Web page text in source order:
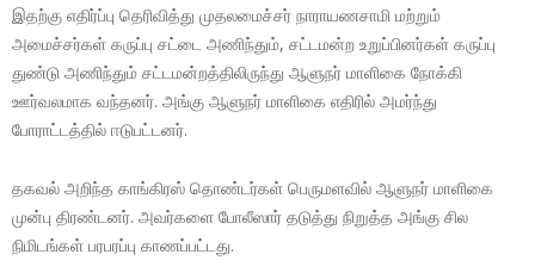
இதற்கு எதிர்ப்பு தெரிவித்து முதலமைச்சர் நாராயணசாமி மற்றும்
அமைச்சர்கள் கருப்பு சட்டை அணிந்தும், சட்டமன்ற உறுப்பினர்கள் கருப்பு
துண்டு அணிந்தும் சட்டமன்றத்திலிருந்து ஆளுநர் மாளிகை நோக்கி
ஊர்வலமாக வந்தனர். அங்கு ஆளுநர் மாளிகை எதிரில் அமர்ந்து
போராட்டத்தில் ஈடுபட்டனர்.
தகவல் அறிந்த காங்கிரஸ் தொண்டர்கள் பெருமளவில் ஆளுநர் மாளிகை
முன்பு திரண்டனர். அவர்களை போலீஸார் தடுத்து நிறுத்த அங்கு சில
நிமிடங்கள் பரபரப்பு காணப்பட்டது.